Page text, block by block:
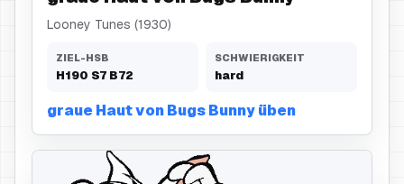
Looney Tunes (1930)
ZIEL-HSB
H190 S7 B72
SCHWIERIGKEIT
hard
graue Haut von Bugs Bunny üben